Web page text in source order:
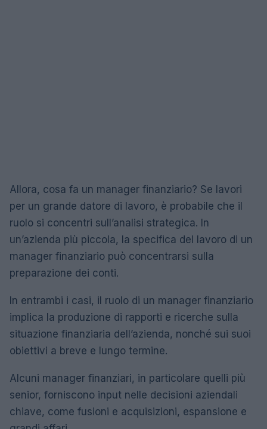
Allora, cosa fa un manager finanziario? Se lavori
per un grande datore di lavoro, è probabile che il
ruolo si concentri sull’analisi strategica. In
un’azienda più piccola, la specifica del lavoro di un
manager finanziario può concentrarsi sulla
preparazione dei conti.
In entrambi i casi, il ruolo di un manager finanziario
implica la produzione di rapporti e ricerche sulla
situazione finanziaria dell’azienda, nonché sui suoi
obiettivi a breve e lungo termine.
Alcuni manager finanziari, in particolare quelli più
senior, forniscono input nelle decisioni aziendali
chiave, come fusioni e acquisizioni, espansione e